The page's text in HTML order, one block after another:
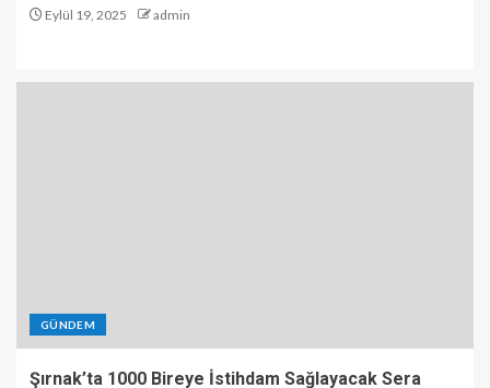
Eylül 19, 2025 admin
GÜNDEM
Şırnak’ta 1000 Bireye İstihdam Sağlayacak Sera